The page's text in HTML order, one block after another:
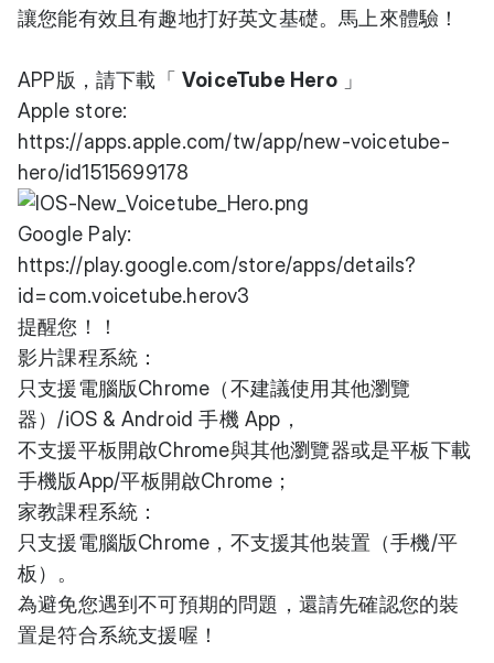
讓您能有效且有趣地打好英文基礎。馬上來體驗 ！
APP版，請下載「 VoiceTube Hero」
Apple store:
https://apps.apple.com/tw/app/new-voicetube-
hero/id1515699178
Google Paly:
https://play.google.com/store/apps/details?
id=com.voicetube.herov3
提醒您！！
影片課程系統：
只支援電腦版Chrome（不建議使用其他瀏覽
器）/iOS & Android 手機 App，
不支援平板開啟Chrome與其他瀏覽器或是平板下載
手機版App/平板開啟Chrome；
家教課程系統：
只支援電腦版Chrome，不支援其他裝置（手機/平
板）。
為避免您遇到不可預期的問題，還請先確認您的裝
置是符合系統支援喔！